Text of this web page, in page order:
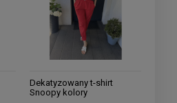
Dekatyzowany t-shirt
Snoopy kolory